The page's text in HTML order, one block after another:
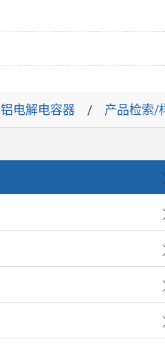
铝电解电容器 产品检索/